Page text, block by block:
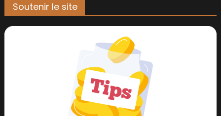
Soutenir le site